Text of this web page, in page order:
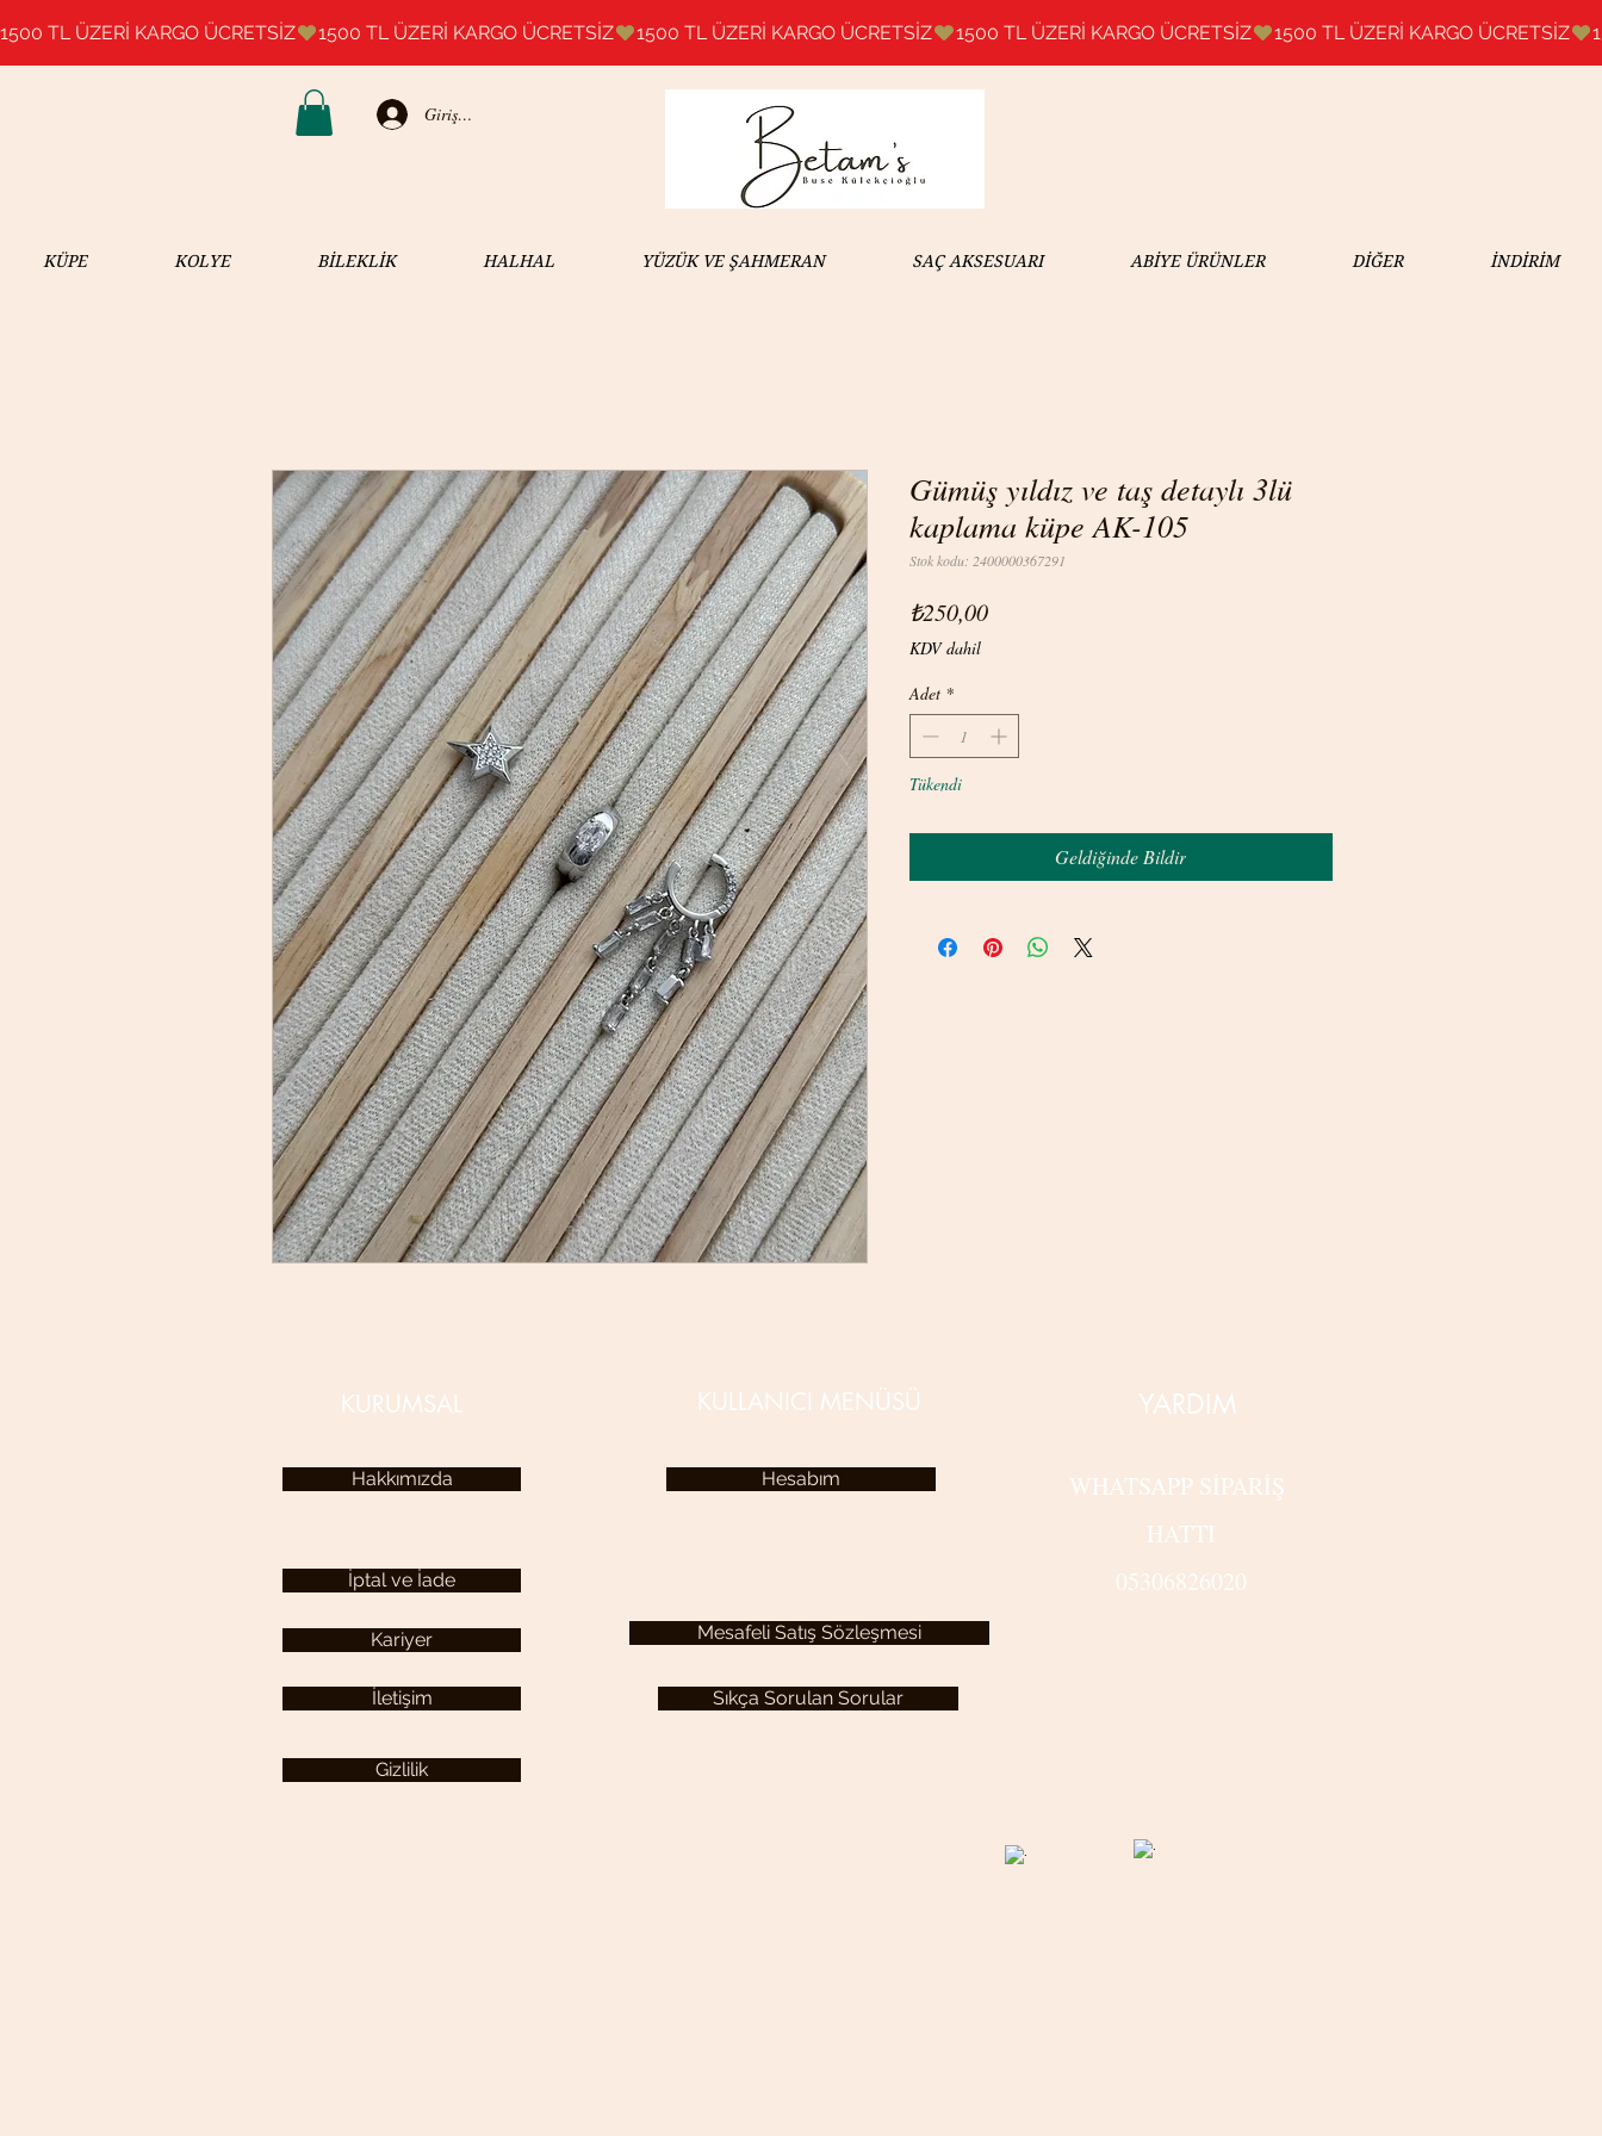
1500 TL ÜZERİ KARGO ÜCRETSİZ
Giriş Yap
KÜPE KOLYE BİLEKLİK HALHAL YÜZÜK VE ŞAHMERAN SAÇ AKSESUARI ABİYE ÜRÜNLER DİĞER İNDİRİM
Gümüş yıldız ve taş detaylı 3lü
kaplama küpe AK-105
Stok kodu: 2400000367291
₺250,00Fiyat
KDV dahil
Adet *
Tükendi
Geldiğinde Bildir
Hakkımızda
KURUMSAL
İptal ve İade
KULLANICI MENÜSÜ
Hesabım
Sıkça Sorulan Sorular
YARDIM
WHATSAPP SİPARİŞ
HATTI
05306826020
İletişim
Mesafeli Satış Sözleşmesi
Gizlilik
Kariyer